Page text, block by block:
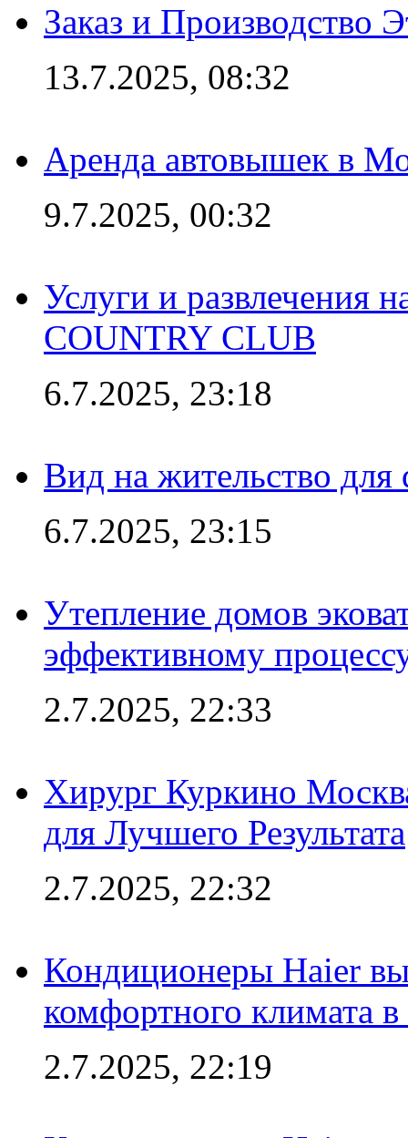
Заказ и Производство
13.7.2025, 08:32
Аренда автовышек в
9.7.2025, 00:32
Услуги и развлечения
COUNTRY CLUB
6.7.2025, 23:18
Вид на жительство
6.7.2025, 23:15
Утепление домов
эффективному
2.7.2025, 22:33
Хирург Куркино
для Лучшего Результата
2.7.2025, 22:32
Кондиционеры Haier
комфортного климата
2.7.2025, 22:19